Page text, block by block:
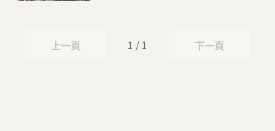
上一頁
上一頁 1 / 1 下一頁
下一頁